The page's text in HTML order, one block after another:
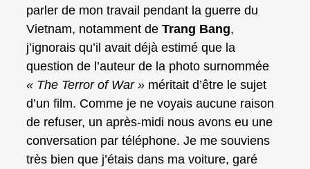
parler de mon travail pendant la guerre du
Vietnam, notamment de Trang Bang,
j’ignorais qu’il avait déjà estimé que la
question de l’auteur de la photo surnommée
« The Terror of War » méritait d’être le sujet
d’un film. Comme je ne voyais aucune raison
de refuser, un après-midi nous avons eu une
conversation par téléphone. Je me souviens
très bien que j’étais dans ma voiture, garé